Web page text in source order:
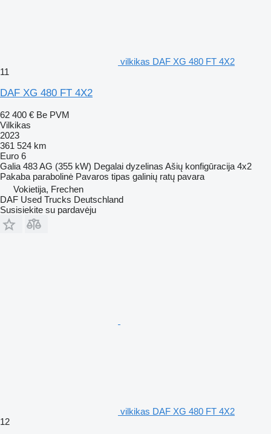
vilkikas DAF XG 480 FT 4X2
11
DAF XG 480 FT 4X2
62 400 € Be PVM
Vilkikas
2023
361 524 km
Euro 6
Galia 483 AG (355 kW) Degalai dyzelinas Ašių konfigūracija 4x2
Pakaba parabolinė Pavaros tipas galinių ratų pavara
Vokietija, Frechen
DAF Used Trucks Deutschland
Susisiekite su pardavėju
vilkikas DAF XG 480 FT 4X2
12